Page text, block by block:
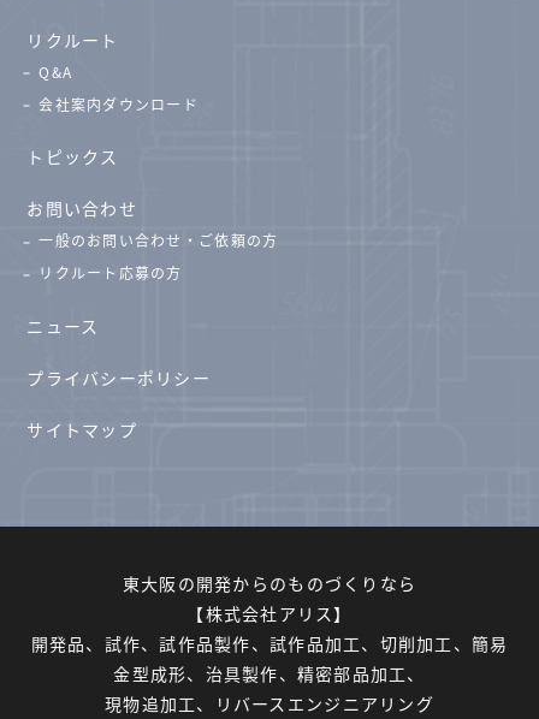
リクルート
Q&A
会社案内ダウンロード
トピックス
お問い合わせ
一般のお問い合わせ・ご依頼の方
リクルート応募の方
ニュース
プライバシーポリシー
サイトマップ
東大阪の開発からのものづくりなら
【株式会社アリス】
開発品、試作、試作品製作、試作品加工、切削加工、簡易
金型成形、治具製作、精密部品加工、
現物追加工、リバースエンジニアリング